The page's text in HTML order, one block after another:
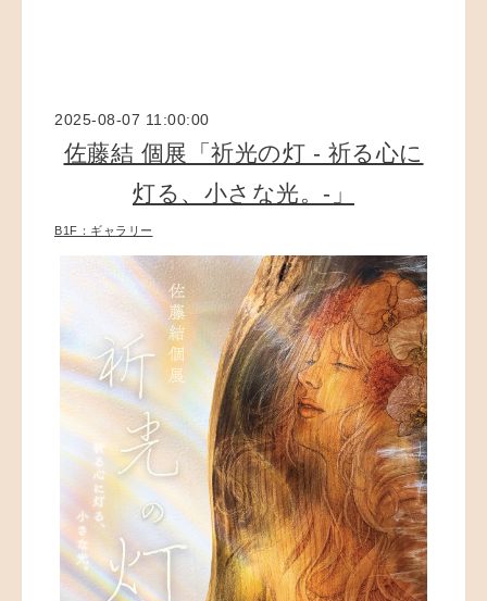
2025-08-07 11:00:00
佐藤結 個展「祈光の灯 - 祈る心に
灯る、小さな光。-」
B1F：ギャラリー